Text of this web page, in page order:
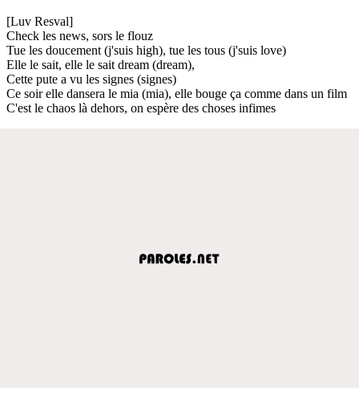
[Luv Resval]
Check les news, sors le flouz
Tue les doucement (j'suis high), tue les tous (j'suis love)
Elle le sait, elle le sait dream (dream),
Cette pute a vu les signes (signes)
Ce soir elle dansera le mia (mia), elle bouge ça comme dans un film
C'est le chaos là dehors, on espère des choses infimes